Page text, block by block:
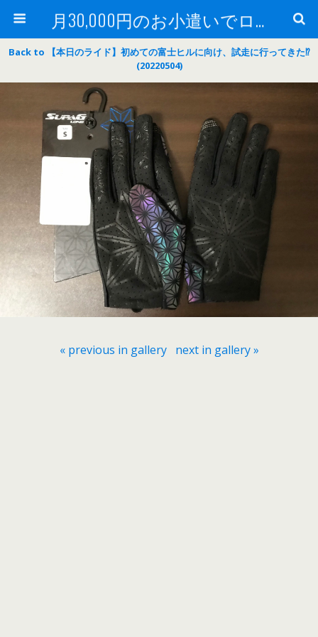
月30,000円のお小遣いでロードバイク
Back to 【本日のライド】初めての富士ヒルに向け、試走に行ってきた⁉
(20220504)
« previous in gallery next in gallery »